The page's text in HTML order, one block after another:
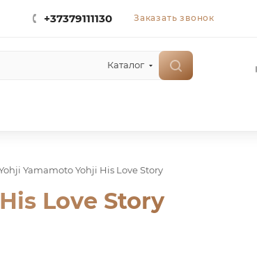
+37379111130 Заказать звонок
Каталог
Yamamoto Yohji His Love Story
Love Story